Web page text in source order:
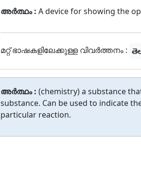
അർത്ഥം : A device for showing the
മറ്റ് ഭാഷകളിലേക്കുള്ള വിവർത്തനം :
അർത്ഥം : (chemistry) a substance
substance. Can be used to indicate
particular reaction.